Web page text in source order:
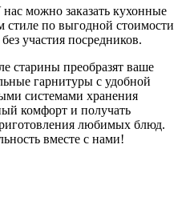
можно заказать кухонные
стиле по выгодной стоимости
участия посредников.
старины преобразят ваше
гарнитуры с удобной
системами хранения
комфорт и получать
любимых блюд.
вместе с нами!